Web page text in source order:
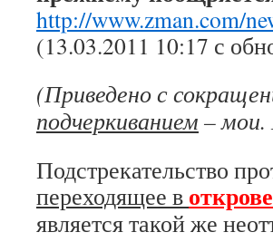
http://www.zman.com/
(13.03.2011 10:17 с
(Приведено с
подчеркиванием –
Подстрекательство
переходящее в
является такой же